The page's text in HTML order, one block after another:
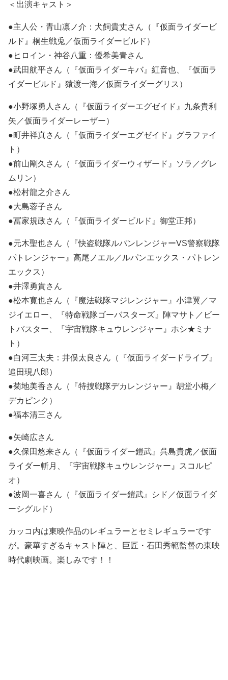
＜出演キャスト＞
●主人公・青山凛ノ介：犬飼貴丈さん（『仮面ライダービ
ルド』桐生戦兎／仮面ライダービルド）
●ヒロイン・神谷八重：優希美青さん
●武田航平さん（『仮面ライダーキバ』紅音也、『仮面ラ
イダービルド』猿渡一海／仮面ライダーグリス）
●小野塚勇人さん（『仮面ライダーエグゼイド』九条貴利
矢／仮面ライダーレーザー）
●町井祥真さん（『仮面ライダーエグゼイド』グラファイ
ト）
●前山剛久さん（『仮面ライダーウィザード』ソラ／グレ
ムリン）
●松村龍之介さん
●大島蓉子さん
●冨家規政さん（『仮面ライダービルド』御堂正邦）
●元木聖也さん（『快盗戦隊ルパンレンジャーVS警察戦隊
パトレンジャー』高尾ノエル／ルパンエックス・パトレン
エックス）
●井澤勇貴さん
●松本寛也さん（『魔法戦隊マジレンジャー』小津翼／マ
ジイエロー、『特命戦隊ゴーバスターズ』陣マサト／ビー
トバスター、『宇宙戦隊キュウレンジャー』ホシ★ミナ
ト）
●白河三太夫：井俣太良さん（『仮面ライダードライブ』
追田現八郎）
●菊地美香さん（『特捜戦隊デカレンジャー』胡堂小梅／
デカピンク）
●福本清三さん
●矢崎広さん
●久保田悠来さん（『仮面ライダー鎧武』呉島貴虎／仮面
ライダー斬月、『宇宙戦隊キュウレンジャー』スコルピ
オ）
●波岡一喜さん（『仮面ライダー鎧武』シド／仮面ライダ
ーシグルド）
カッコ内は東映作品のレギュラーとセミレギュラーです
が。豪華すぎるキャスト陣と、巨匠・石田秀範監督の東映
時代劇映画。楽しみです！！